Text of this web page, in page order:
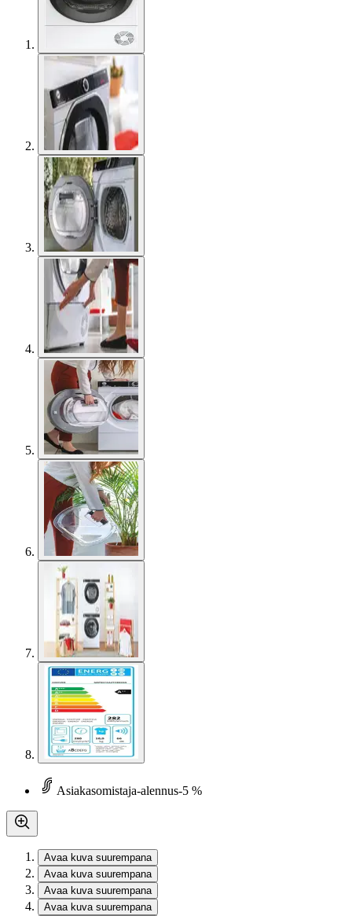
Asiakasomistaja-alennus-5 %
Avaa kuva suurempana
Avaa kuva suurempana
Avaa kuva suurempana
Avaa kuva suurempana